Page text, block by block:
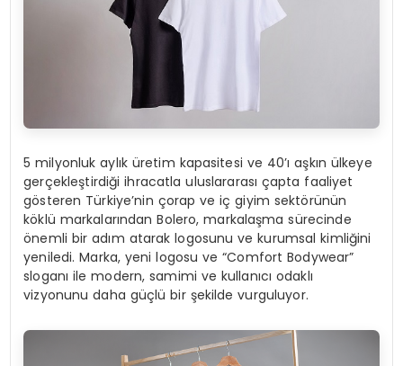
5 milyonluk aylık üretim kapasitesi ve 40’ı aşkın ülkeye
gerçekleştirdiği ihracatla uluslararası çapta faaliyet
gösteren Türkiye’nin çorap ve iç giyim sektörünün
köklü markalarından Bolero, markalaşma sürecinde
önemli bir adım atarak logosunu ve kurumsal kimliğini
yeniledi. Marka, yeni logosu ve “Comfort Bodywear”
sloganı ile modern, samimi ve kullanıcı odaklı
vizyonunu daha güçlü bir şekilde vurguluyor.